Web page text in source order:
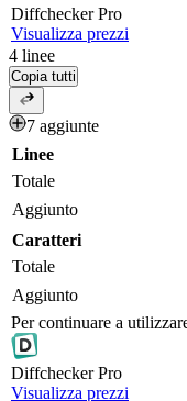
DiffcheckerPro
Visualizza prezzi
4 linee
Copia tutti
7 aggiunte
Linee
Totale
Aggiunto
Caratteri
Totale
Aggiunto
Per continuare a
DiffcheckerPro
Visualizza prezzi